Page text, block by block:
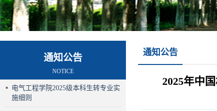
通知公告
NOTICE
电气工程学院2025级本科生转专业实
施细则
通知公告
2025年中